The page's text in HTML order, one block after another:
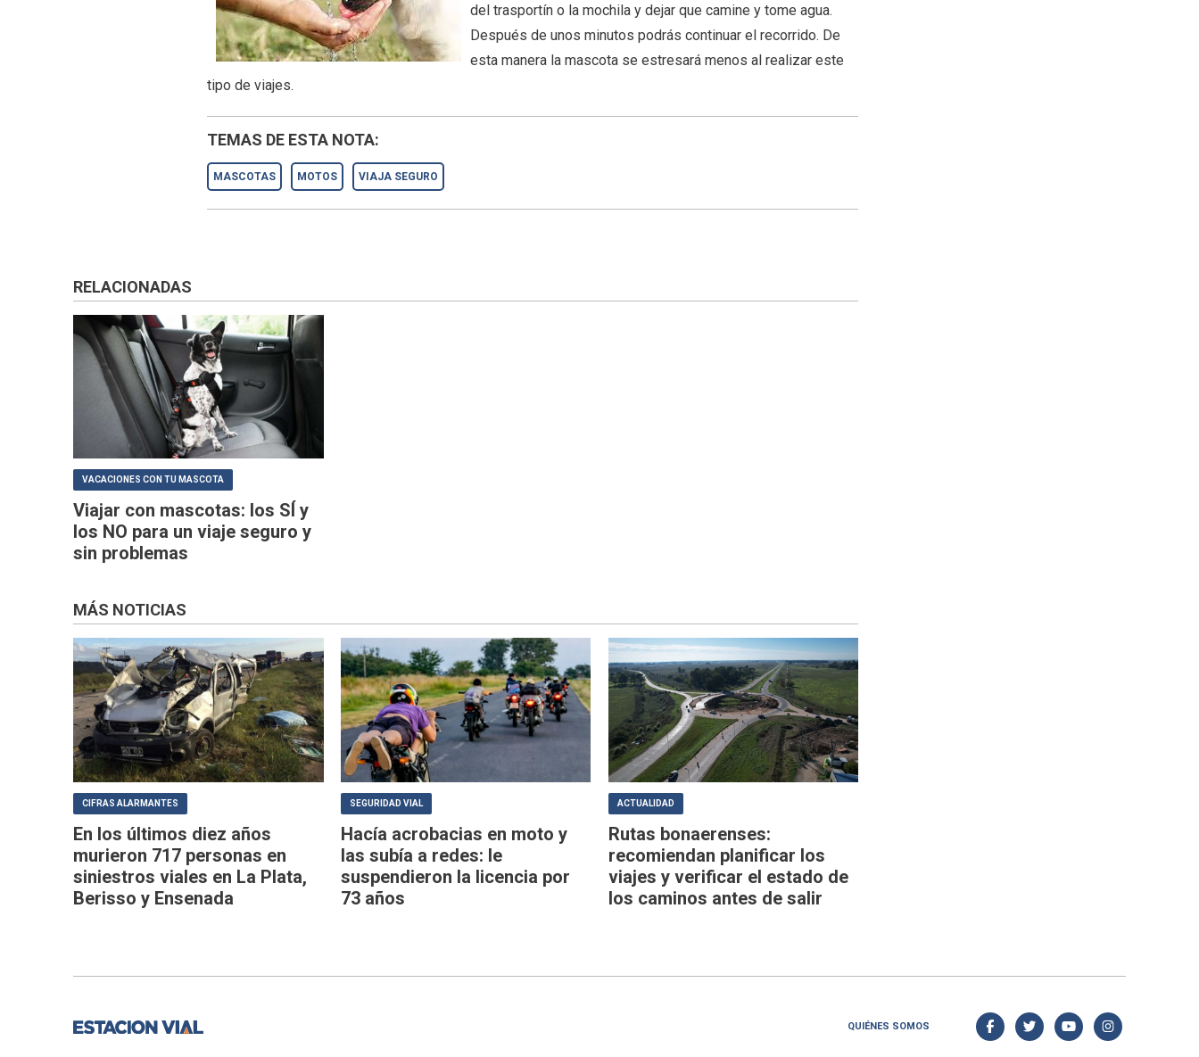
del trasportín o la mochila y dejar que camine y tome agua.
Después de unos minutos podrás continuar el recorrido. De
esta manera la mascota se estresará menos al realizar este
tipo de viajes.
TEMAS DE ESTA NOTA:
MASCOTAS MOTOS VIAJA SEGURO
RELACIONADAS
VACACIONES CON TU MASCOTA
Viajar con mascotas: los SÍ y
los NO para un viaje seguro y
sin problemas
MÁS NOTICIAS
CIFRAS ALARMANTES
En los últimos diez años
murieron 717 personas en
siniestros viales en La Plata,
Berisso y Ensenada
SEGURIDAD VIAL
Hacía acrobacias en moto y
las subía a redes: le
suspendieron la licencia por
73 años
ACTUALIDAD
Rutas bonaerenses:
recomiendan planificar los
viajes y verificar el estado de
los caminos antes de salir
QUIÉNES SOMOS